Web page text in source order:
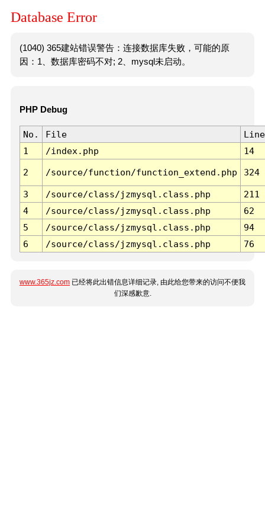
Database Error
(1040) 365建站错误警告：连接数据库失败，可能的原
因：1、数据库密码不对; 2、mysql未启动。
PHP Debug
No. File
Line
1
/index.php 14
2 /source/function/function_extend.php 324
3 /source/class/jzmysql.class.php
211
4
/source/class/jzmysql.class.php
62
5
/source/class/jzmysql.class.php
94
6
/source/class/jzmysql.class.php 76
www.365jz.com 已经将此出错信息详细记录, 由此给您带来的访问不便我
们深感歉意.